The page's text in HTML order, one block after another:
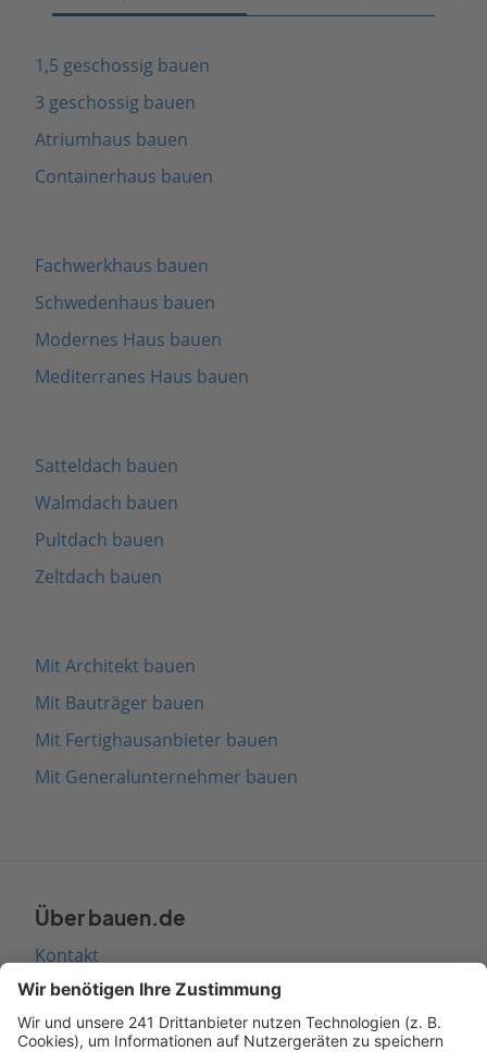
1,5 geschossig bauen
3 geschossig bauen
Atriumhaus bauen
Containerhaus bauen
Fachwerkhaus bauen
Schwedenhaus bauen
Modernes Haus bauen
Mediterranes Haus bauen
Satteldach bauen
Walmdach bauen
Pultdach bauen
Zeltdach bauen
Mit Architekt bauen
Mit Bauträger bauen
Mit Fertighausanbieter bauen
Mit Generalunternehmer bauen
Über bauen.de
Kontakt
Seitenaufbau
Barrierefreiheit